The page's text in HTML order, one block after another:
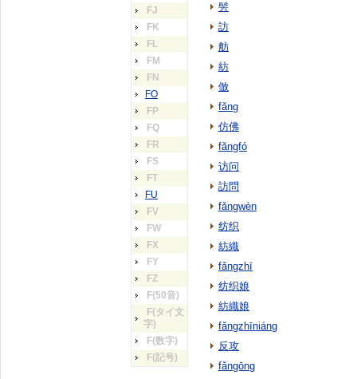
FJ
FK
FL
FM
FN
FO
FP
FQ
FR
FS
FT
FU
FV
FW
FX
FY
FZ
F(50音)
F(タイ文
字)
F(数字)
F(記号)
髣
訪
舫
紡
倣
fǎng
仿佛
fǎngfó
访问
訪問
fǎngwèn
纺织
紡織
fǎngzhī
纺织娘
紡織娘
fǎngzhīniáng
反攻
fǎngōng